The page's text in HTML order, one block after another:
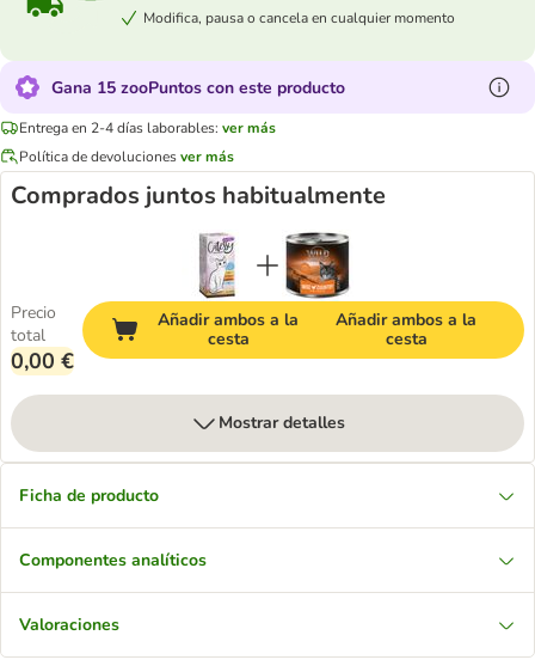
Modifica, pausa o cancela en cualquier momento
Gana 15 zooPuntos con este producto
Entrega en 2-4 días laborables: ver más
Política de devolucionesver más
Comprados juntos habitualmente
Precio
total
0,00 €
Añadir ambos a la
cesta
Añadir ambos a la
cesta
Mostrar detalles
Ficha de producto
Componentes analíticos
Valoraciones